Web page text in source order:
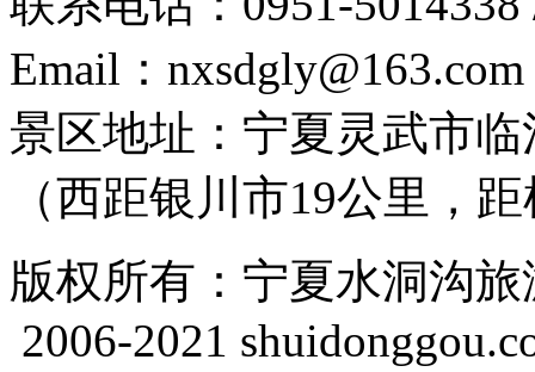
Email：nxsdgly@163.com
景区地址：宁夏灵武市
（西距银川市19公里，
版权所有：宁夏水洞沟
2006-2021